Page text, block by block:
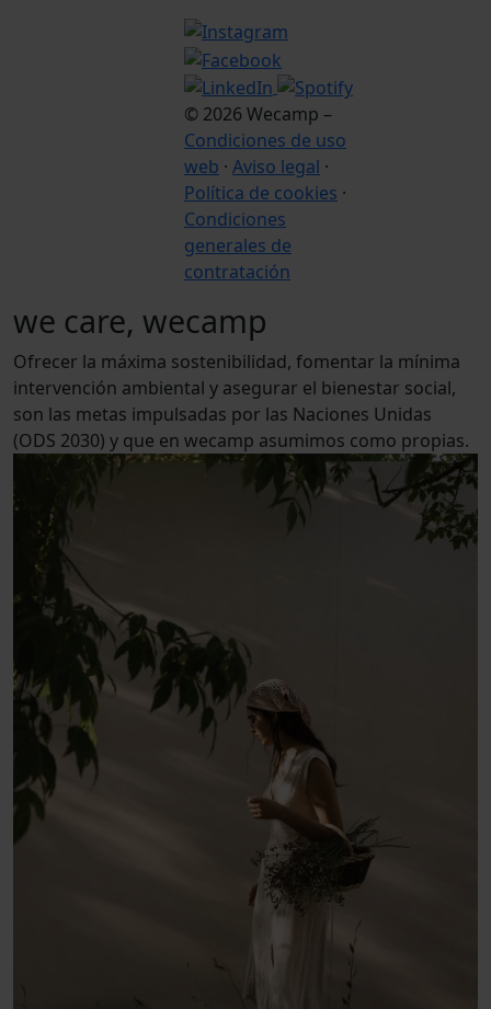
© 2026 Wecamp –
Condiciones de uso
web · Aviso legal ·
Política de cookies ·
Condiciones
generales de
contratación
we care, wecamp
Ofrecer la máxima sostenibilidad, fomentar la mínima
intervención ambiental y asegurar el bienestar social,
son las metas impulsadas por las Naciones Unidas
(ODS 2030) y que en wecamp asumimos como propias.